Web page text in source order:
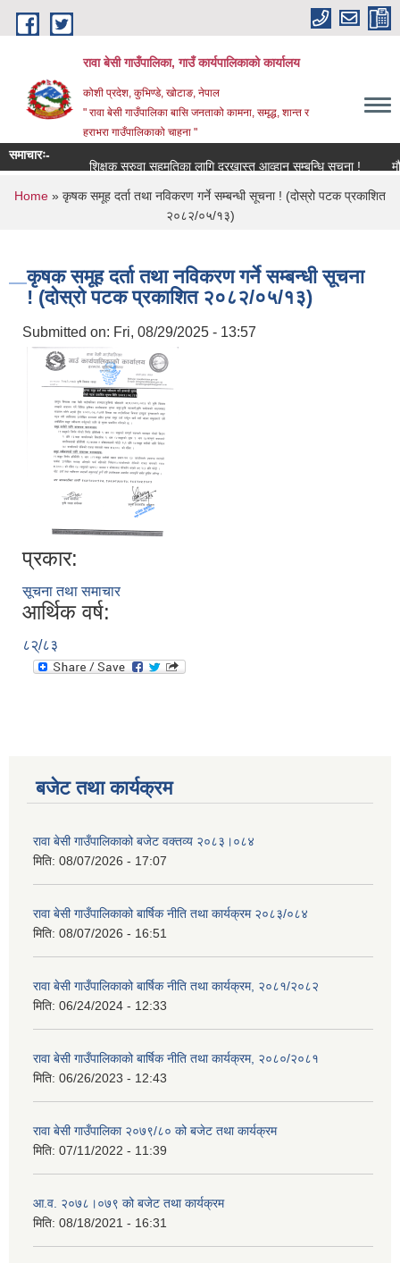
Skip to main content
रावा बेसी गाउँपालिका, गाउँ कार्यपालिकाको कार्यालय
कोशी प्रदेश, कुभिण्डे, खोटाङ, नेपाल
" रावा बेसी गाउँपालिका बासि जनताको कामना, समृद्ध, शान्त र
हराभरा गाउँपालिकाको चाहना "
समाचारः-
शिक्षक सरुवा सहमतिका लागि दरखास्त आव्हान सम्बन्धि सूचना !
You are here
Home » कृषक समूह दर्ता तथा नविकरण गर्ने सम्बन्धी सूचना ! (दोस्रो पटक प्रकाशित
२०८२/०५/१३)
कृषक समूह दर्ता तथा नविकरण गर्ने सम्बन्धी सूचना
! (दोस्रो पटक प्रकाशित २०८२/०५/१३)
Submitted on: Fri, 08/29/2025 - 13:57
प्रकार:
सूचना तथा समाचार
आर्थिक वर्ष:
८२्/८३
बजेट तथा कार्यक्रम
रावा बेसी गाउँपालिकाको बजेट वक्तव्य २०८३।०८४
मिति: 08/07/2026 - 17:07
रावा बेसी गाउँपालिकाको बार्षिक नीति तथा कार्यक्रम २०८३/०८४
मिति: 08/07/2026 - 16:51
रावा बेसी गाउँपालिकाको बार्षिक नीति तथा कार्यक्रम, २०८१/२०८२
मिति: 06/24/2024 - 12:33
रावा बेसी गाउँपालिकाको बार्षिक नीति तथा कार्यक्रम, २०८०/२०८१
मिति: 06/26/2023 - 12:43
रावा बेसी गाउँपालिका २०७९/८० को बजेट तथा कार्यक्रम
मिति: 07/11/2022 - 11:39
आ.व. २०७८।०७९ को बजेट तथा कार्यक्रम
मिति: 08/18/2021 - 16:31